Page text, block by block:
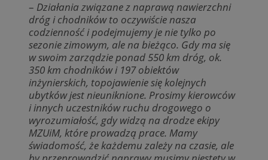
– Działania związane z naprawą nawierzchni
dróg i chodników to oczywiście nasza
codzienność i podejmujemy je nie tylko po
sezonie zimowym, ale na bieżąco. Gdy ma się
w swoim zarządzie ponad 550 km dróg, ok.
350 km chodników i 197 obiektów
inżynierskich, topojawienie się kolejnych
ubytków jest nieuniknione. Prosimy kierowców
i innych uczestników ruchu drogowego o
wyrozumiałość, gdy widzą na drodze ekipy
MZUiM, które prowadzą prace. Mamy
świadomość, że każdemu zależy na czasie, ale